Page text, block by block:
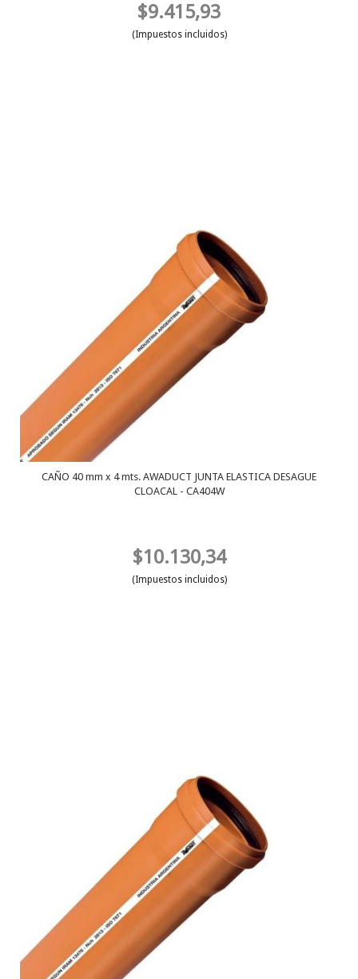
$9.415,93
(Impuestos incluidos)
CAÑO 40 mm x 4 mts. AWADUCT JUNTA ELASTICA DESAGUE
CLOACAL - CA404W
$10.130,34
(Impuestos incluidos)